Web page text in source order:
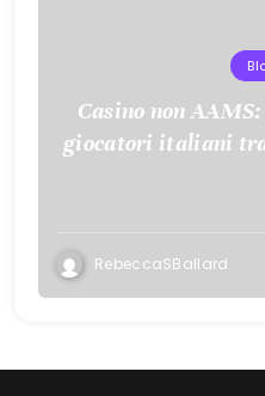
Casino non
giocatori italiani
RebeccaSBallard